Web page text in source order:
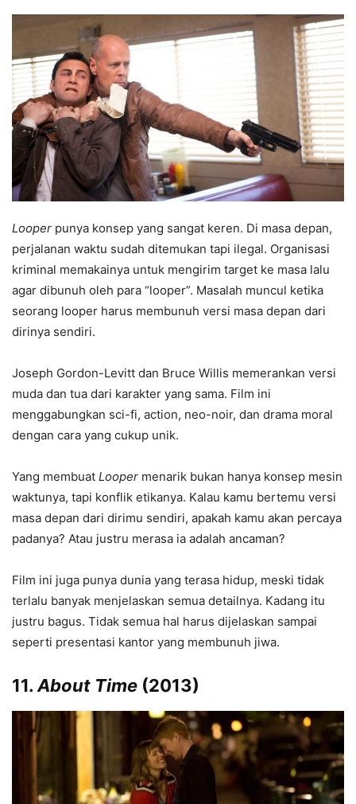
Looper punya konsep yang sangat keren. Di masa depan,
perjalanan waktu sudah ditemukan tapi ilegal. Organisasi
kriminal memakainya untuk mengirim target ke masa lalu
agar dibunuh oleh para “looper”. Masalah muncul ketika
seorang looper harus membunuh versi masa depan dari
dirinya sendiri.
Joseph Gordon-Levitt dan Bruce Willis memerankan versi
muda dan tua dari karakter yang sama. Film ini
menggabungkan sci-fi, action, neo-noir, dan drama moral
dengan cara yang cukup unik.
Yang membuat Looper menarik bukan hanya konsep mesin
waktunya, tapi konflik etikanya. Kalau kamu bertemu versi
masa depan dari dirimu sendiri, apakah kamu akan percaya
padanya? Atau justru merasa ia adalah ancaman?
Film ini juga punya dunia yang terasa hidup, meski tidak
terlalu banyak menjelaskan semua detailnya. Kadang itu
justru bagus. Tidak semua hal harus dijelaskan sampai
seperti presentasi kantor yang membunuh jiwa.
11.About Time (2013)